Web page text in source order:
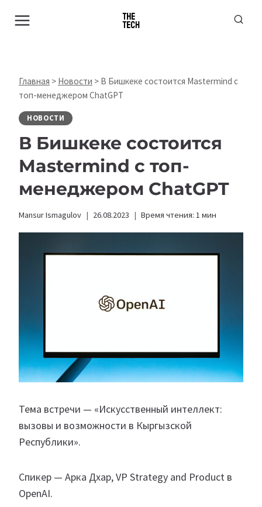
Главная > Новости > В Бишкеке состоится Mastermind с
топ-менеджером ChatGPT
НОВОСТИ
В Бишкеке состоится
Mastermind с топ-
менеджером ChatGPT
Mansur Ismagulov 26.08.2023 Время чтения: 1 мин
Тема встречи — «Искусственный интеллект:
вызовы и возможности в Кыргызской
Республики».
Спикер — Арка Дхар, VP Strategy and Product в
OpenAI.